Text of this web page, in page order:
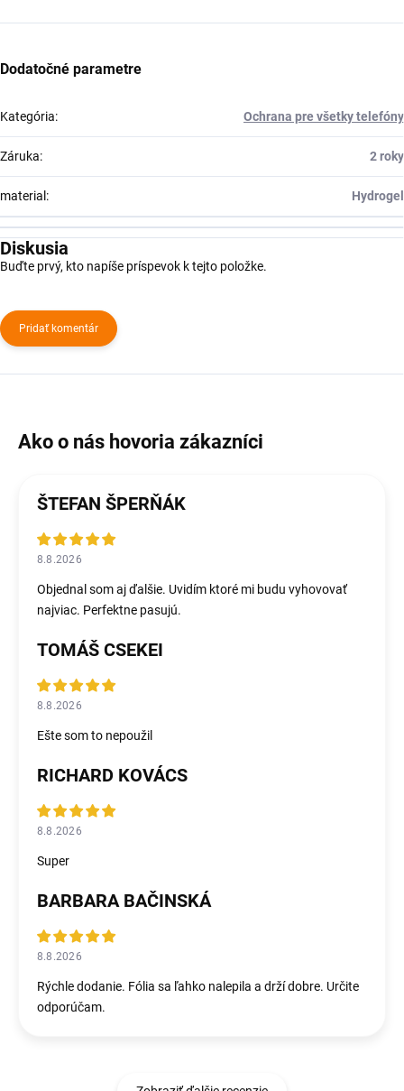
Dodatočné parametre
Kategória: Ochrana pre všetky telefóny
Záruka: 2 roky
material: Hydrogel
Diskusia
Buďte prvý, kto napíše príspevok k tejto položke.
Pridať komentár
ŠTEFAN ŠPERŇÁK
8.8.2026
Objednal som aj ďalšie. Uvidím ktoré mi budu vyhovovať
najviac. Perfektne pasujú.
TOMÁŠ CSEKEI
8.8.2026
Ešte som to nepoužil
RICHARD KOVÁCS
8.8.2026
Super
BARBARA BAČINSKÁ
8.8.2026
Rýchle dodanie. Fólia sa ľahko nalepila a drží dobre. Určite
odporúčam.